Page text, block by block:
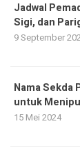
Jadwal
Sigi, dan
9 September
Nama Sekda
untuk Menipu
15 Mei 2024